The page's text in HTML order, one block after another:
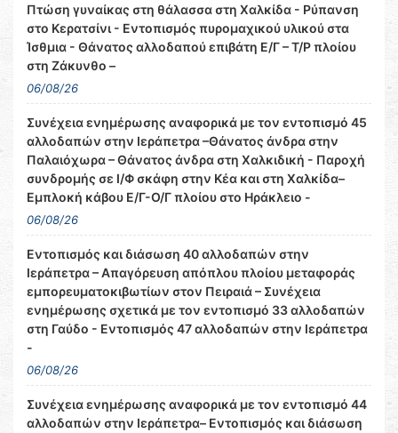
Πτώση γυναίκας στη θάλασσα στη Χαλκίδα - Ρύπανση
στο Κερατσίνι - Εντοπισμός πυρομαχικού υλικού στα
Ίσθμια - Θάνατος αλλοδαπού επιβάτη Ε/Γ – Τ/Ρ πλοίου
στη Ζάκυνθο –
06/08/26
Συνέχεια ενημέρωσης αναφορικά με τον εντοπισμό 45
αλλοδαπών στην Ιεράπετρα –Θάνατος άνδρα στην
Παλαιόχωρα – Θάνατος άνδρα στη Χαλκιδική - Παροχή
συνδρομής σε Ι/Φ σκάφη στην Κέα και στη Χαλκίδα–
Εμπλοκή κάβου Ε/Γ-Ο/Γ πλοίου στο Ηράκλειο -
06/08/26
Εντοπισμός και διάσωση 40 αλλοδαπών στην
Ιεράπετρα – Απαγόρευση απόπλου πλοίου μεταφοράς
εμπορευματοκιβωτίων στον Πειραιά – Συνέχεια
ενημέρωσης σχετικά με τον εντοπισμό 33 αλλοδαπών
στη Γαύδο - Εντοπισμός 47 αλλοδαπών στην Ιεράπετρα
-
06/08/26
Συνέχεια ενημέρωσης αναφορικά με τον εντοπισμό 44
αλλοδαπών στην Ιεράπετρα– Εντοπισμός και διάσωση